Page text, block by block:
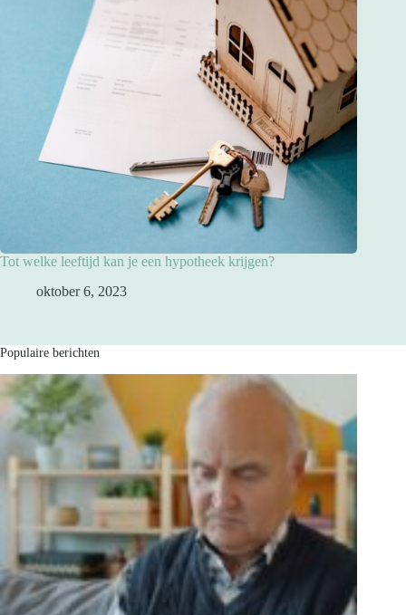
Tot welke leeftijd kan je een hypotheek krijgen?
oktober 6, 2023
Populaire berichten